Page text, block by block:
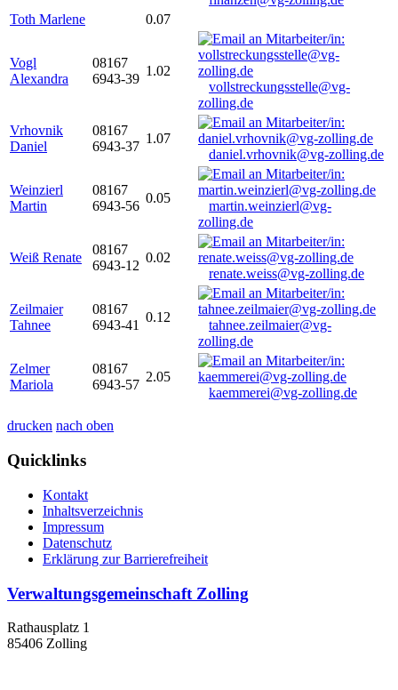
Toth Marlene
0.07
Vogl
Alexandra
08167
6943-39
1.02
vollstreckungsstelle@vg-
zolling.de
Vrhovnik
Daniel
08167
6943-37
1.07
daniel.vrhovnik@vg-zolling.de
Weinzierl
Martin
08167
6943-56
0.05
martin.weinzierl@vg-
zolling.de
Weiß Renate
08167
6943-12
0.02
renate.weiss@vg-zolling.de
Zeilmaier
Tahnee
08167
6943-41
0.12
tahnee.zeilmaier@vg-
zolling.de
Zelmer
Mariola
08167
6943-57
2.05
kaemmerei@vg-zolling.de
drucken nach oben
Quicklinks
Kontakt
Inhaltsverzeichnis
Impressum
Datenschutz
Erklärung zur Barrierefreiheit
Verwaltungsgemeinschaft Zolling
Rathausplatz 1
85406 Zolling